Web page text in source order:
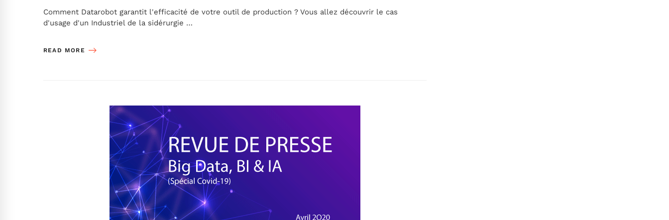
Comment Datarobot garantit l'efficacité de votre outil de production ? Vous allez découvrir le cas
d'usage d'un Industriel de la sidérurgie …
READ MORE